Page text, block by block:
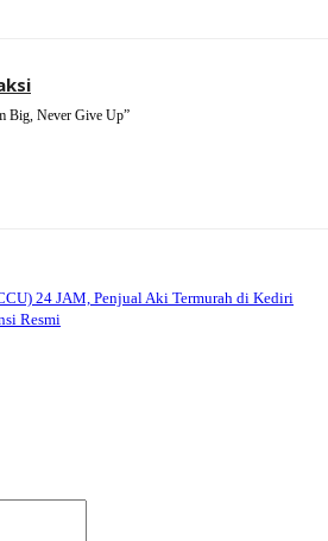
Big, Never Give Up”
24 JAM, Penjual Aki Termurah di Kediri
Resmi